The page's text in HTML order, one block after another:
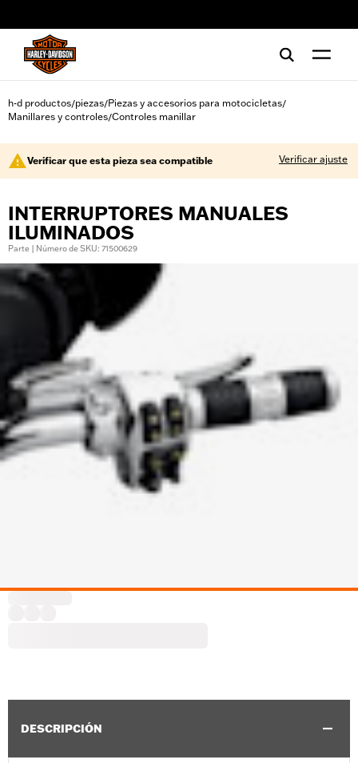
h-d productos/piezas/Piezas y accesorios para motocicletas/
Manillares y controles/Controles manillar
Verificar que esta pieza sea compatible Verificar ajuste
INTERRUPTORES MANUALES
ILUMINADOS
Parte | Número de SKU: 71500629
DESCRIPCIÓN